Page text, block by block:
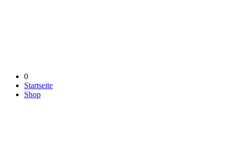
0
Startseite
Shop